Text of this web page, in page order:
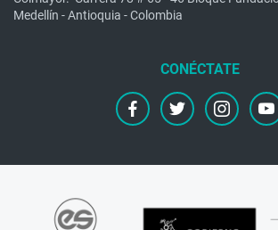
Medellín - Antioquia - Colombia